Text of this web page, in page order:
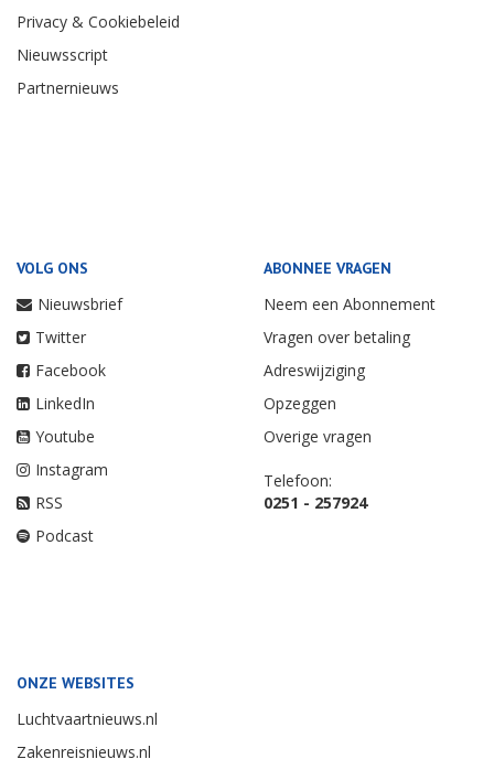
Privacy & Cookiebeleid
Nieuwsscript
Partnernieuws
VOLG ONS
Nieuwsbrief
Twitter
Facebook
LinkedIn
Youtube
Instagram
RSS
Podcast
ABONNEE VRAGEN
Neem een Abonnement
Vragen over betaling
Adreswijziging
Opzeggen
Overige vragen
Telefoon:
0251 - 257924
ONZE WEBSITES
Luchtvaartnieuws.nl
Zakenreisnieuws.nl